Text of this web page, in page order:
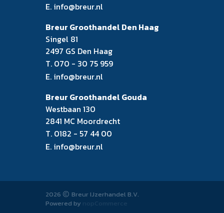
E. info@breur.nl
Breur Groothandel Den Haag
Singel 81
2497 GS Den Haag
T. 070 - 30 75 959
E. info@breur.nl
Breur Groothandel Gouda
Westbaan 130
2841 MC Moordrecht
T. 0182 - 57 44 00
E. info@breur.nl
2026
Breur IJzerhandel B.V.
Powered by